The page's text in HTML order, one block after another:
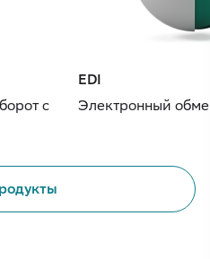
с
EDI
Электронный